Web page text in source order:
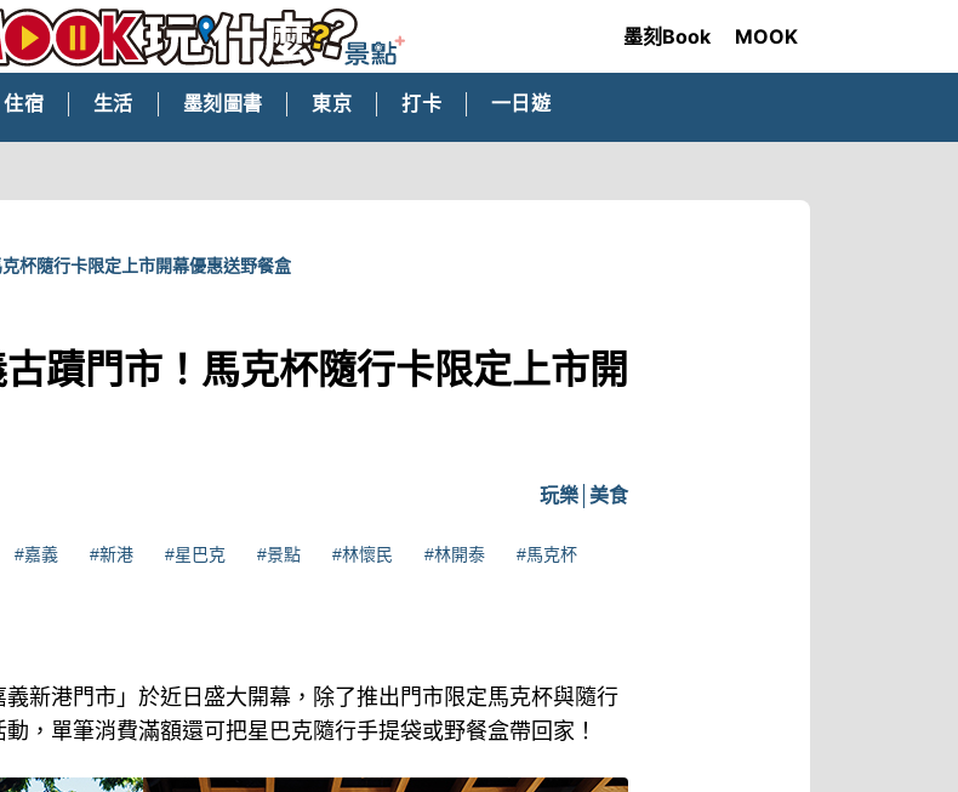
墨刻Book MOOK
住宿 生活 墨刻圖書 東京 打卡 一日遊
杯隨行卡限定上市開幕優惠送野餐盒
蹟門市！馬克杯隨行卡限定上市開
玩樂 美食
#嘉義 #新港 #星巴克 #景點 #林懷民 #林開泰 #馬克杯
新港門市」於近日盛大開幕，除了推出門市限定馬克杯與隨行
，單筆消費滿額還可把星巴克隨行手提袋或野餐盒帶回家！